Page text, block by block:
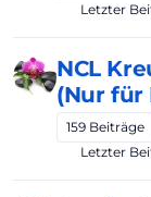
Letzter
NCL
(Nur für
159 Beiträge
Letzter